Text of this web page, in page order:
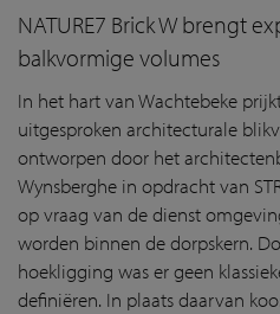
NATURE7 Brick W brengt
balkvormige volumes
In het hart van Wachtebeke
uitgesproken architecturale
ontworpen door het
Wynsberghe in opdracht van
op vraag van de dienst
worden binnen de dorpskern.
hoekligging was er geen
definiëren. In plaats daarvan